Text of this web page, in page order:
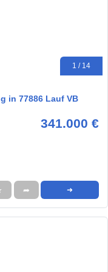
1 / 14
in 77886 Lauf VB
341.000 €
➦ ➜